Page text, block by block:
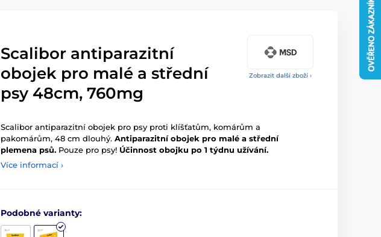
Zobrazit další zboží ›
Scalibor antiparazitní
obojek pro malé a střední
psy 48cm, 760mg
Scalibor antiparazitní obojek pro psy proti klíšťatům, komárům a
pakomárům, 48 cm dlouhý. Antiparazitní obojek pro malé a střední
plemena psů. Pouze pro psy! Účinnost obojku po 1 týdnu užívání.
Více informací ›
Podobné varianty: